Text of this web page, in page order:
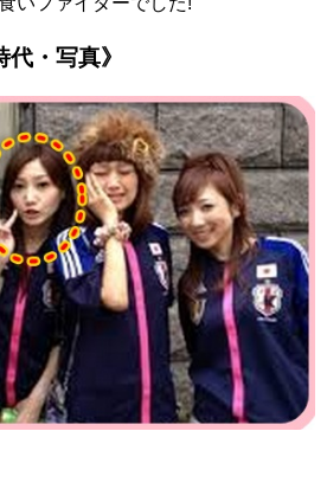
代・写真》